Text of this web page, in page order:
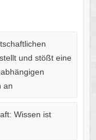
und stößt eine
an
Wissen ist